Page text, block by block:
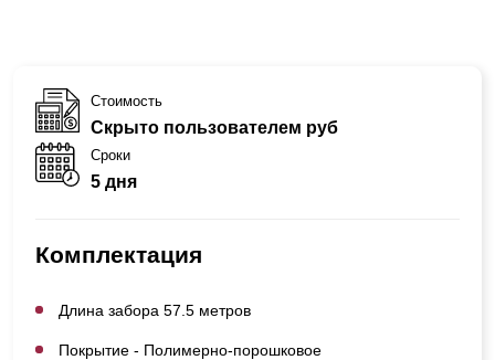
Стоимость
Скрыто пользователем руб
Сроки
5 дня
Комплектация
Длина забора 57.5 метров
Покрытие - Полимерно-порошковое